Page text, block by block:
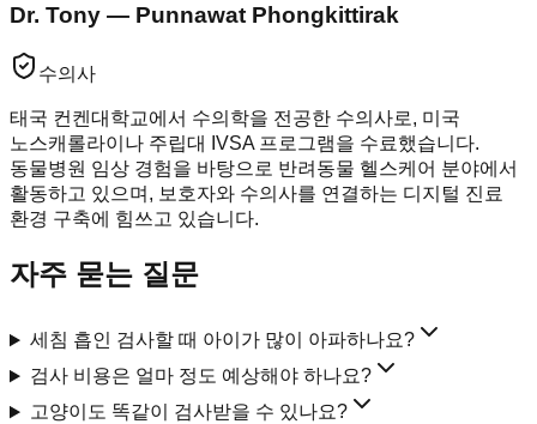
Dr. Tony — Punnawat Phongkittirak
수의사
태국 컨켄대학교에서 수의학을 전공한 수의사로, 미국
노스캐롤라이나 주립대 IVSA 프로그램을 수료했습니다.
동물병원 임상 경험을 바탕으로 반려동물 헬스케어 분야에서
활동하고 있으며, 보호자와 수의사를 연결하는 디지털 진료
환경 구축에 힘쓰고 있습니다.
자주 묻는 질문
세침 흡인 검사할 때 아이가 많이 아파하나요?
검사 비용은 얼마 정도 예상해야 하나요?
고양이도 똑같이 검사받을 수 있나요?